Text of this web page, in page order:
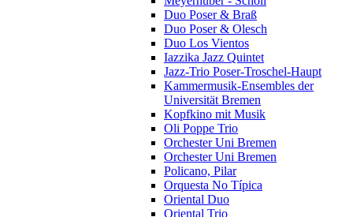
Duo Poser & Braß
Duo Poser & Olesch
Duo Los Vientos
Iazzika Jazz Quintet
Jazz-Trio Poser-Troschel-Haupt
Kammermusik-Ensembles der
Universität Bremen
Kopfkino mit Musik
Oli Poppe Trio
Orchester Uni Bremen
Orchester Uni Bremen
Policano, Pilar
Orquesta No Típica
Oriental Duo
Oriental Trio